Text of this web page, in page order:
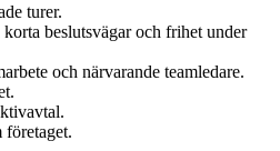
turer.
beslutsvägar och frihet under
och närvarande teamledare.